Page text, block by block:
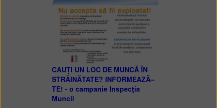
CAUȚI UN LOC DE MUNCĂ ÎN
STRĂINĂTATE? INFORMEAZĂ–
TE! - o campanie Inspecţia
Muncii